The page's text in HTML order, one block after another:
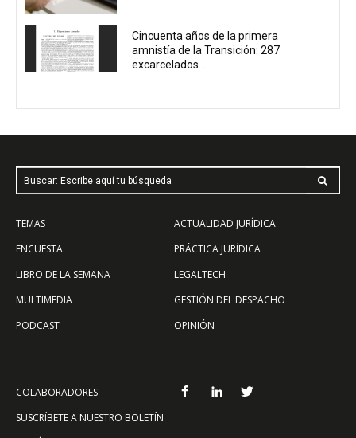
Cincuenta años de la primera
amnistía de la Transición: 287
excarcelados...
Buscar: Escribe aquí tu búsqueda
TEMAS
ENCUESTA
LIBRO DE LA SEMANA
MULTIMEDIA
PODCAST
ACTUALIDAD JURÍDICA
PRÁCTICA JURÍDICA
LEGALTECH
GESTIÓN DEL DESPACHO
OPINIÓN
COLABORADORES
SUSCRÍBETE A NUESTRO BOLETÍN